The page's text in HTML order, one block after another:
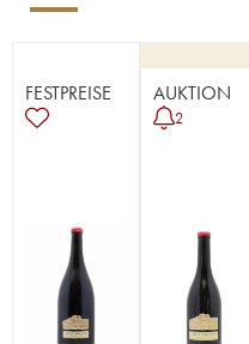
FESTPREISE AUKTION
2